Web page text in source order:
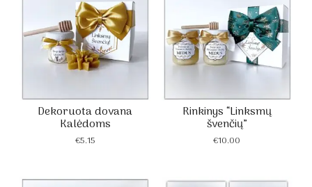
Dekoruota dovana
Kalėdoms
€5.15
Rinkinys “Linksmų
švenčių”
€10.00